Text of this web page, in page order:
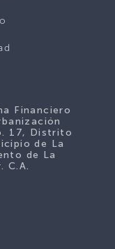
Financiero
17, Distrito
de La
de La
C.A.